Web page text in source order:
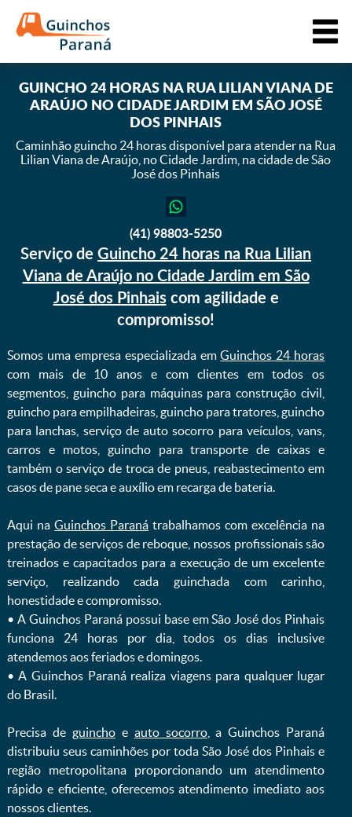
GUINCHO 24 HORAS NA RUA LILIAN VIANA DE
ARAÚJO NO CIDADE JARDIM EM SÃO JOSÉ
DOS PINHAIS
Caminhão guincho 24 horas disponível para atender na Rua
Lilian Viana de Araújo, no Cidade Jardim, na cidade de São
José dos Pinhais
(41) 98803-5250
Serviço deGuincho 24 horas na Rua Lilian
Viana de Araújo no Cidade Jardim em São
José dos Pinhaiscom agilidade e
compromisso!
Somos uma empresa especializada emGuinchos 24 horas
com mais de 10 anos e com clientes em todos os
segmentos, guincho para máquinas para construção civil,
guincho para empilhadeiras, guincho para tratores, guincho
para lanchas, serviço de auto socorro para veículos, vans,
carros e motos, guincho para transporte de caixas e
também o serviço de troca de pneus, reabastecimento em
casos de pane seca e auxílio em recarga de bateria. ㅤㅤ
Aqui naGuinchos Paraná trabalhamos com excelência na
prestação de serviços de reboque, nossos profissionais são
treinados e capacitados para a execução de um excelente
serviço, realizando cada guinchada com carinho,
honestidade e compromisso.
ㅤㅤ• A Guinchos Paraná possui base em São José dos Pinhais
funciona 24 horas por dia, todos os dias inclusive
atendemos aos feriados e domingos.
ㅤㅤ• A Guinchos Paraná realiza viagens para qualquer lugar
do Brasil.
Precisa de guinchoe auto socorro, a Guinchos Paraná
distribuiu seus caminhões por toda São José dos Pinhais e
região metropolitana proporcionando um atendimento
rápido e eficiente, oferecemos atendimento imediato aos
nossos clientes.